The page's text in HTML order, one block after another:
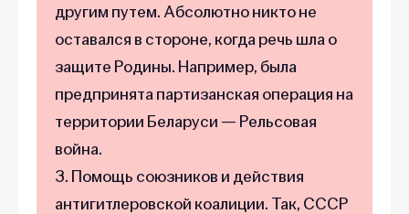
другим путем. Абсолютно никто не
оставался в стороне, когда речь шла о
защите Родины. Например, была
предпринята партизанская операция на
территории Беларуси — Рельсовая
война.
3. Помощь союзников и действия
антигитлеровской коалиции. Так, СССР